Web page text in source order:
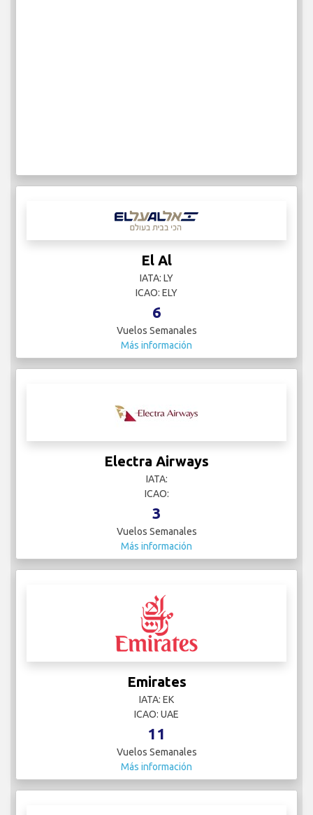
El Al
IATA: LY
ICAO: ELY
6
Vuelos Semanales
Más información
Electra Airways
IATA:
ICAO:
3
Vuelos Semanales
Más información
Emirates
IATA: EK
ICAO: UAE
11
Vuelos Semanales
Más información